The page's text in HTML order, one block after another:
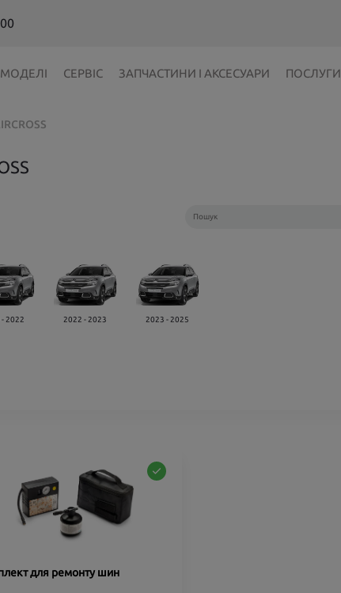
МОДЕЛІ СЕРВІС ЗАПЧАСТИНИ І АКСЕСУАРИ ПОСЛУГИ
- 2022 2022 - 2023 2023 - 2025
для ремонту шин